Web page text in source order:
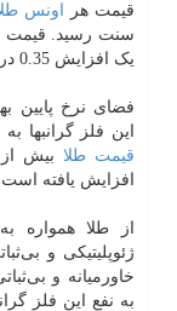
قیمت هر اونس
سنت رسید. قیمت
یک افزایش 0.35 درصدی به 2790 دلار و 70 سنت رسیده است.
فضای نرخ پایین
این فلز گرانبها
قیمت طلا
افزایش یافته
از طلا همواره
ژئوپلیتیکی و
خاورمیانه و
به نفع این فلز